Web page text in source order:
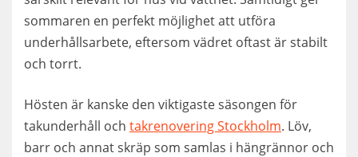
sommaren en perfekt möjlighet att utföra
underhållsarbete, eftersom vädret oftast är stabilt
och torrt.
Hösten är kanske den viktigaste säsongen för
takunderhåll och takrenovering Stockholm. Löv,
barr och annat skräp som samlas i hängrännor och